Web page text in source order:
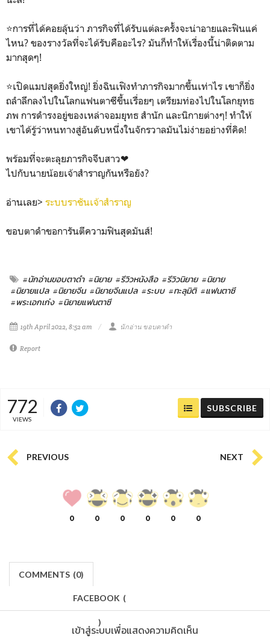
⭐การที่ได้คอยลุ้นว่า ภารกิจที่ได้รับแต่ละครั้งจะน่าอายและฟินแค่
ไหน? ของรางวัลที่จะได้รับคืออะไร? มันก็ทำให้เรื่องนี้น่าติดตาม
มากสุดๆ!
⭐เปิดแมปสุดยิ่งใหญ่! ยิ่งฉินเฟิงทำภารกิจมากขึ้นเท่าไร เขาก็ยิ่ง
ถลำลึกลงไปในโลกแฟนตาซีขึ้นเรื่อยๆ เตรียมท่องไปในโลกยุทธ
ภพ การดำรงอยู่ของเหล่าจอมยุทธ สำนัก และนิกายต่างๆ! ทำให้
เขาได้รู้ว่าหนทางสู่อันดับหนึ่งในจักรวาลมันไม่ง่ายอย่างที่คิด!
พร้อมที่จะตะลุยภารกิจจีบสาว❤
ไปกับนายน้อยเจ้าสำราญกันหรือยัง?
อ่านเลย> ระบบราชันเจ้าสำราญ
ขอบตาดำขอการันตีความฟินสุดมันส์!
#นักอ่านขอบตาดำ #นิยาย #รีวิวหนังสือ #รีวิวนิยาย #นิยาย
#นิยายแปล #นิยายจีน #นิยายจีนแปล #ระบบ #ทะลุมิติ #แฟนตาซี
#พระเอกเก่ง #นิยายแฟนตาซี
19th April 2022, 8:52 am นักอ่าน ขอบตาดำ
Report
772
VIEWS
SUBSCRIBE
PREVIOUS NEXT
0 0 0 0 0 0
COMMENTS (0)
FACEBOOK (
)
เข้าสู่ระบบเพื่อแสดงความคิดเห็น